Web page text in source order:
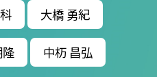
大橋 勇紀
中杤 昌弘